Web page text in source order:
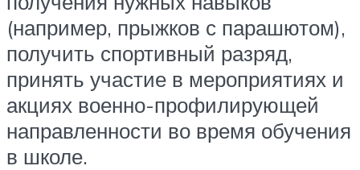
(например, прыжков с парашютом),
получить спортивный разряд,
принять участие в мероприятиях и
акциях военно-профилирующей
направленности во время обучения
в школе.